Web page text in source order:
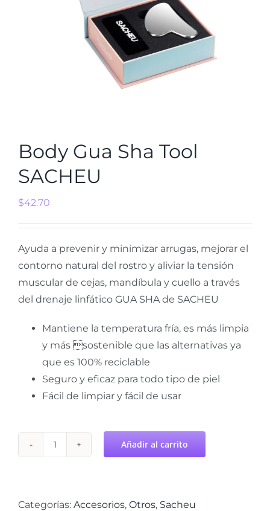
Body Gua Sha Tool
SACHEU
$42.70
Ayuda a prevenir y minimizar arrugas, mejorar el
contorno natural del rostro y aliviar la tensión
muscular de cejas, mandíbula y cuello a través
del drenaje linfático GUA SHA de SACHEU
Mantiene la temperatura fría, es más limpia
y más sostenible que las alternativas ya
que es 100% reciclable
Seguro y eficaz para todo tipo de piel
Fácil de limpiar y fácil de usar
Tool
Añadir al carrito
Categorías: Accesorios, Otros, Sacheu